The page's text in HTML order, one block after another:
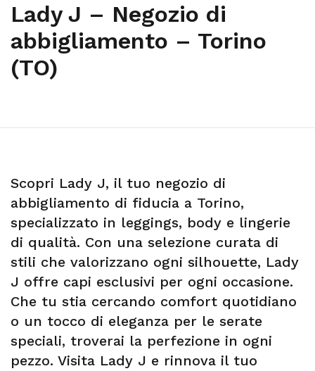
Lady J – Negozio di
abbigliamento – Torino
(TO)
Scopri Lady J, il tuo negozio di
abbigliamento di fiducia a Torino,
specializzato in leggings, body e lingerie
di qualità. Con una selezione curata di
stili che valorizzano ogni silhouette, Lady
J offre capi esclusivi per ogni occasione.
Che tu stia cercando comfort quotidiano
o un tocco di eleganza per le serate
speciali, troverai la perfezione in ogni
pezzo. Visita Lady J e rinnova il tuo